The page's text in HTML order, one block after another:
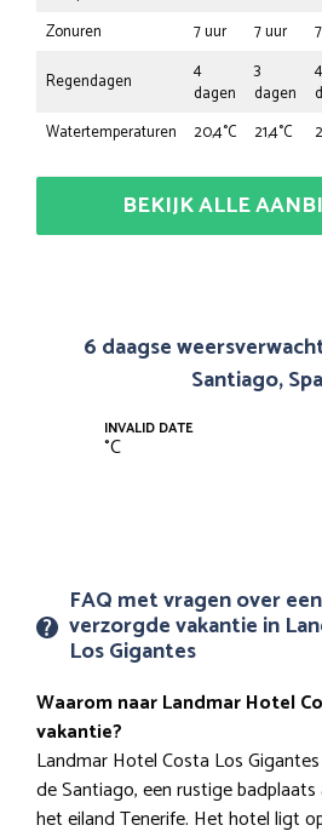
Zonuren
7 uur 7 uur
Regendagen
4
dagen
3
dagen
4
Watertemperaturen
20,4°C 21,4°C
BEKIJK ALLE
6 daagse
Santiago,
INVALID DATE
°C
FAQ met vragen over
verzorgde vakantie in
Los Gigantes
Waarom naar Landmar Hotel
vakantie?
Landmar Hotel Costa Los
de Santiago, een rustige
het eiland Tenerife. Het hotel ligt